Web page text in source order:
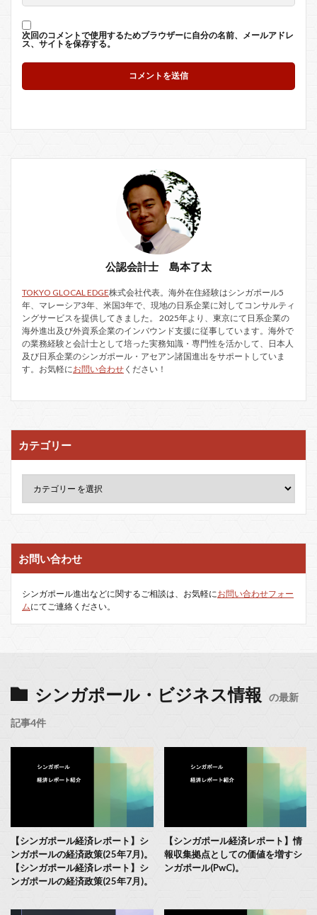
次回のコメントで使用するためブラウザーに自分の名前、メールアドレ
ス、サイトを保存する。
公認会計士 島本了太
TOKYO GLOCAL EDGE株式会社代表。海外在住経験はシンガポール5
年、マレーシア3年、米国3年で、現地の日系企業に対してコンサルティ
ングサービスを提供してきました。 2025年より、東京にて日系企業の
海外進出及び外資系企業のインバウンド支援に従事しています。海外で
の業務経験と会計士として培った実務知識・専門性を活かして、日本人
及び日系企業のシンガポール・アセアン諸国進出をサポートしていま
す。お気軽にお問い合わせ ください！
カテゴリー
お問い合わせ
シンガポール進出などに関するご相談は、お気軽にお問い合わせフォー
ムにてご連絡ください。
シンガポール・ビジネス情報 の最新
記事4件
【シンガポール経済レポート】シ
ンガポールの経済政策(25年7月)。
【シンガポール経済レポート】シ
ンガポールの経済政策(25年7月)。
【シンガポール経済レポート】情
報収集拠点としての価値を増すシ
ンガポール(PwC)。